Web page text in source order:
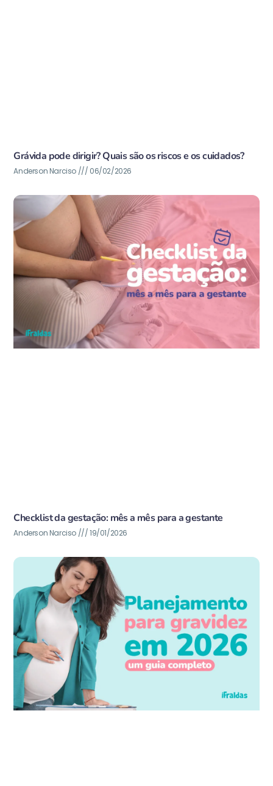
Grávida pode dirigir? Quais são os riscos e os cuidados?
Anderson Narciso 06/02/2026
Checklist da gestação: mês a mês para a gestante
Anderson Narciso 19/01/2026